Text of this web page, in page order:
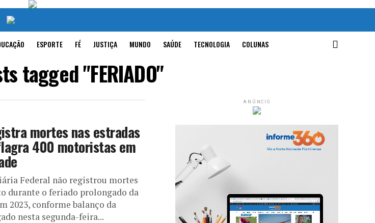
ESPORTE FÉ JUSTIÇA MUNDO SAÚDE TECNOLOGIA COLUNAS
tagged "FERIADO"
mortes nas estradas
400 motoristas em
Federal não registrou mortes
durante o feriado prolongado da
2023, conforme balanço da
nesta segunda-feira...
ANÚNCIO